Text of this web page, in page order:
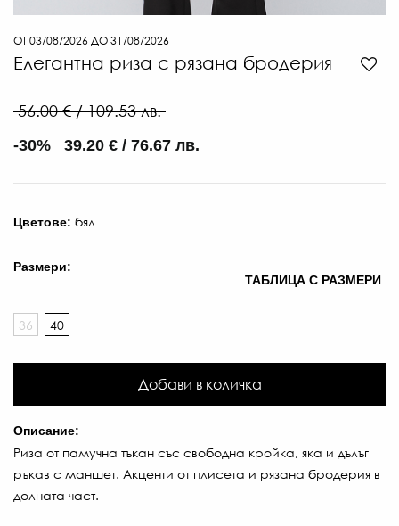
ОТ 03/08/2026 ДО 31/08/2026
Елегантна риза с рязана бродерия
56.00 € / 109.53 лв.
-30% 39.20 € / 76.67 лв.
Цветове: бял
Размери:
ТАБЛИЦА С РАЗМЕРИ
36 40
Добави в количка
Описание:
Риза от памучна тъкан със свободна кройка, яка и дълъг
ръкав с маншет. Акценти от плисета и рязана бродерия в
долната част.